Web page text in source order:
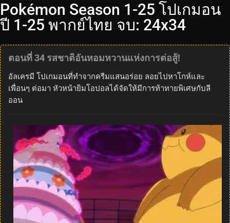
Pokémon Season 1-25 โปเกมอน
ปี 1-25 พากย์ไทย จบ: 24x34
ตอนที่ 34 รสชาติอันหอมหวานแห่งการต่อสู้!
อัลเครมี โปเกมอนที่ทำจากครีมแสนอร่อย ลอยไปหาโกห์และ
เพื่อนๆ ต่อมา หัวหน้ายิมโอปอลได้จัดให้มีการท้าทายพิเศษกับลี
ออน